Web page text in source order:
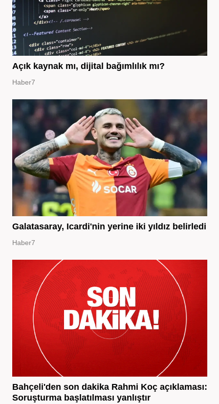
Açık kaynak mı, dijital bağımlılık mı?
Haber7
Galatasaray, Icardi'nin yerine iki yıldız belirledi
Haber7
Bahçeli'den son dakika Rahmi Koç açıklaması:
Soruşturma başlatılması yanlıştır